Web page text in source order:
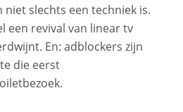
slechts een techniek is.
een revival van linear tv
En: adblockers zijn
die eerst